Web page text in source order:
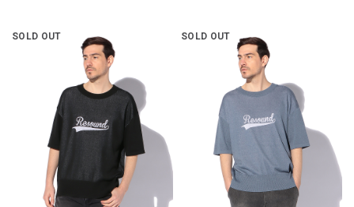
SOLD OUT SOLD OUT